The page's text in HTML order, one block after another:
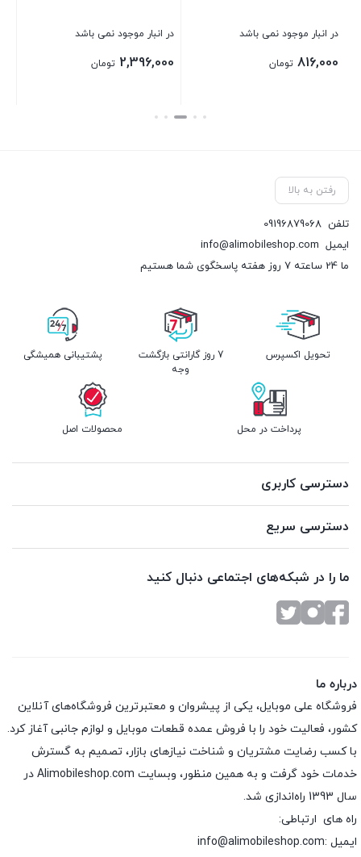
در انبار موجود نمی باشد
816,000 تومان
در انبار موجود نمی باشد
2,396,000 تومان
بستن
رفتن به بالا
تلفن 09196879068
ایمیل info@alimobileshop.com
ما 24 ساعته 7 روز هفته پاسخگوی شما هستیم
تحویل اکسپرس
7 روز گارانتی بازگشت
وجه
پشتیبانی همیشگی
پرداخت در محل محصولات اصل
دسترسی کاربری
دسترسی سریع
ما را در شبکه‌های اجتماعی دنبال کنید
درباره ما
فروشگاه علی موبایل، یکی از پیشروان و معتبرترین فروشگاه‌های آنلاین
کشور، فعالیت خود را با فروش عمده قطعات موبایل و لوازم جانبی آغاز کرد.
با کسب رضایت مشتریان و شناخت نیازهای بازار، تصمیم به گسترش
خدمات خود گرفت و به همین منظور، وبسایت Alimobileshop.com در
سال 1393 راه‌اندازی شد.
راه های ارتباطی:
ایمیل :info@alimobileshop.com